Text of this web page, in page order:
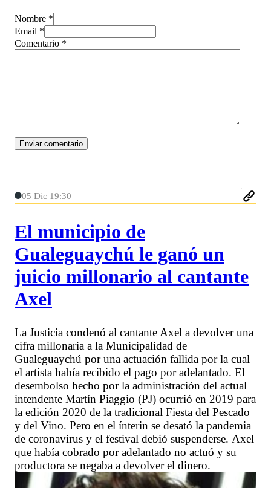
Nombre *
Email *
Comentario *
05 Dic 19:30
El municipio de
Gualeguaychú le ganó un
juicio millonario al cantante
Axel
La Justicia condenó al cantante Axel a devolver una
cifra millonaria a la Municipalidad de
Gualeguaychú por una actuación fallida por la cual
el artista había recibido el pago por adelantado. El
desembolso hecho por la administración del actual
intendente Martín Piaggio (PJ) ocurrió en 2019 para
la edición 2020 de la tradicional Fiesta del Pescado
y del Vino. Pero en el ínterin se desató la pandemia
de coronavirus y el festival debió suspenderse. Axel
que había cobrado por adelantado no actuó y su
productora se negaba a devolver el dinero.